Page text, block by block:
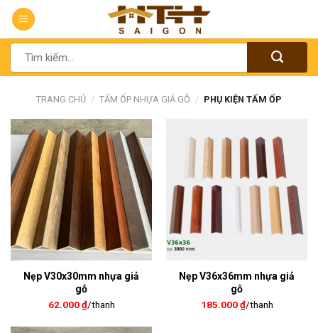
Chuyển
đến
nộiTìm
kiếm:
TRANG CHỦ / TẤM ỐP NHỰA GIẢ GỖ / PHỤ KIỆN TẤM ỐP
Nẹp V30x30mm nhựa giả
gỗ
62.000₫/thanh
Nẹp V36x36mm nhựa giả
gỗ
185.000₫/thanh